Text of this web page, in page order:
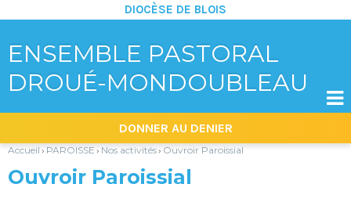
ENSEMBLE PASTORAL
DROUÉ-MONDOUBLEAU
DIOCÈSE DE BLOIS
|
Aller
navigation
DONNER AU DENIER

Accueil › PAROISSE › Nos activités› Ouvroir Paroissial
Ouvroir Paroissial